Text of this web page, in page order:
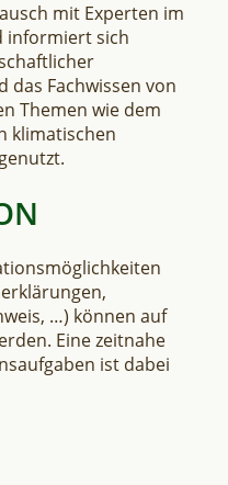
mit Experten im
informiert sich
Fachwissen von
Themen wie dem
klimatischen
…) können auf
Eine zeitnahe
ist dabei